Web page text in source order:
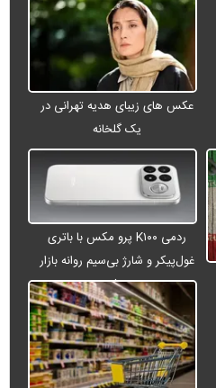
عکس های زیبای هدیه تهرانی در
یک گلخانه
ردمی K۱۰۰ پرو مکس با باتری
غول‌پیکر و شارژ بی‌سیم روانه بازار
می‌شود